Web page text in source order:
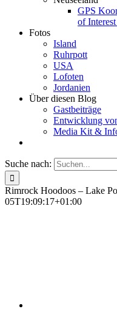
GPS
of
Fotos
Island
Ruhrpott
USA
Lofoten
Jordanien
Über diesen Blog
Gastbeiträge
Entwicklung
Media Kit &
Suche nach:
Rimrock Hoodoos – Lake
05T19:09:17+01:00